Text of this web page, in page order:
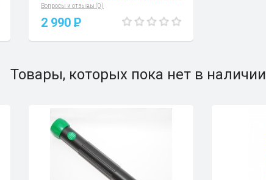
Вопросы и отзывы (0)
2 990 P
Товары, которых пока нет в наличии